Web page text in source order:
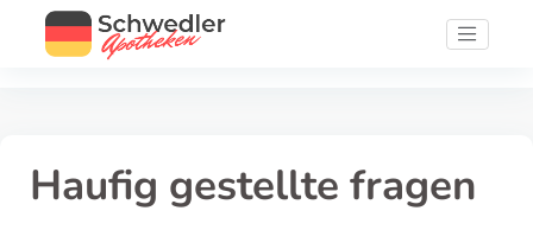
Haufig gestellte fragen